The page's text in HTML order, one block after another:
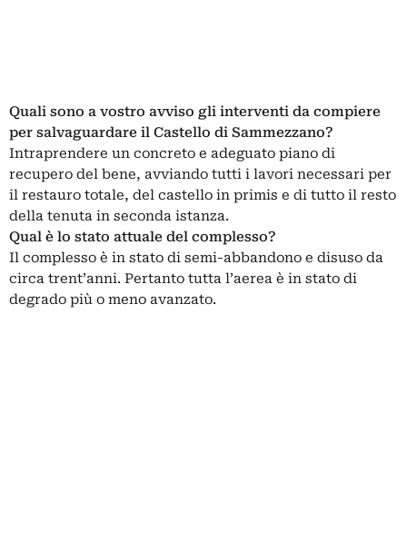
Quali sono a vostro avviso gli interventi da compiere
per salvaguardare il Castello di Sammezzano?
Intraprendere un concreto e adeguato piano di
recupero del bene, avviando tutti i lavori necessari per
il restauro totale, del castello in primis e di tutto il resto
della tenuta in seconda istanza.
Qual è lo stato attuale del complesso?
Il complesso è in stato di semi-abbandono e disuso da
circa trent’anni. Pertanto tutta l’aerea è in stato di
degrado più o meno avanzato.